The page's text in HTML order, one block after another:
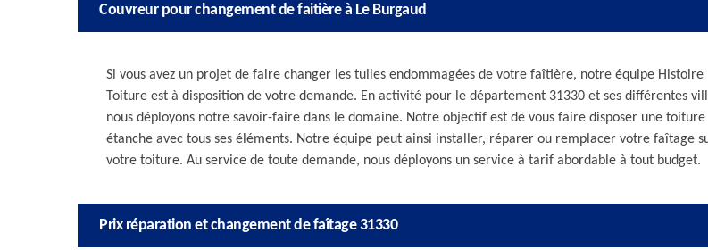
Couvreur pour changement de faitière à Le Burgaud
Si vous avez un projet de faire changer les tuiles endommagées de votre faîtière, notre équipe Histoire
Toiture est à disposition de votre demande. En activité pour le département 31330 et ses différentes
nous déployons notre savoir-faire dans le domaine. Notre objectif est de vous faire disposer une toiture
étanche avec tous ses éléments. Notre équipe peut ainsi installer, réparer ou remplacer votre faîtage
votre toiture. Au service de toute demande, nous déployons un service à tarif abordable à tout budget.
Prix réparation et changement de faîtage 31330